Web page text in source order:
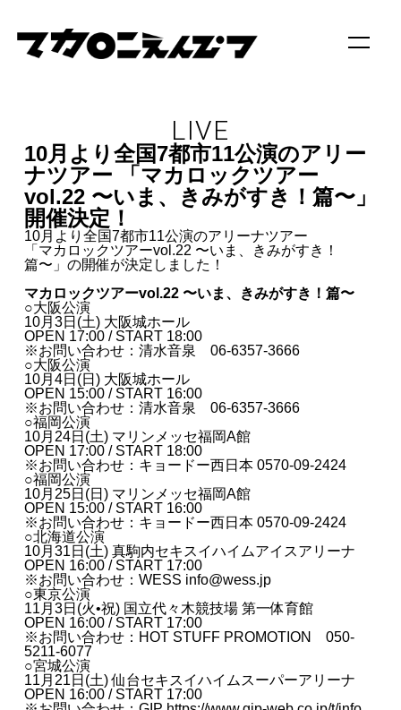
LIVE
10月より全国7都市11公演のアリー
ナツアー 「マカロックツアー
vol.22 〜いま、きみがすき！篇〜」
開催決定！
10月より全国7都市11公演のアリーナツアー
「マカロックツアーvol.22 〜いま、きみがすき！
篇〜」の開催が決定しました！
マカロックツアーvol.22 〜いま、きみがすき！篇〜
○大阪公演
10月3日(土) 大阪城ホール
OPEN 17:00 / START 18:00
※お問い合わせ：清水音泉 06-6357-3666
○大阪公演
10月4日(日) 大阪城ホール
OPEN 15:00 / START 16:00
※お問い合わせ：清水音泉 06-6357-3666
○福岡公演
10月24日(土) マリンメッセ福岡A館
OPEN 17:00 / START 18:00
※お問い合わせ：キョードー西日本 0570-09-2424
○福岡公演
10月25日(日) マリンメッセ福岡A館
OPEN 15:00 / START 16:00
※お問い合わせ：キョードー西日本 0570-09-2424
○北海道公演
10月31日(土) 真駒内セキスイハイムアイスアリーナ
OPEN 16:00 / START 17:00
※お問い合わせ：WESS info@wess.jp
○東京公演
11月3日(火•祝) 国立代々木競技場 第一体育館
OPEN 16:00 / START 17:00
※お問い合わせ：HOT STUFF PROMOTION 050-
5211-6077
○宮城公演
11月21日(土) 仙台セキスイハイムスーパーアリーナ
OPEN 16:00 / START 17:00